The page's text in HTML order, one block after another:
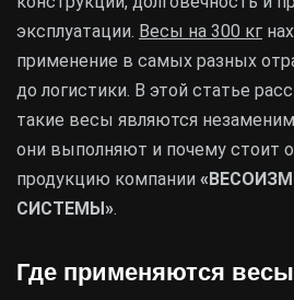
эксплуатации. Весы на 300 кг
применение в самых разных
до логистики. В этой статье
такие весы являются
они выполняют и почему стоит
продукцию компании
СИСТЕМЫ».
Где применяются весы